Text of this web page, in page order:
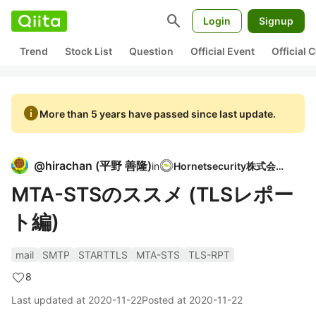
search Login Signup
Trend Stock List Question Official Event Official
infoMore than 5 years have passed since last update.
@hirachan (平野 善隆)in Hornetsecurity株式会社
MTA-STSのススメ (TLSレポー
ト編)
mail SMTP STARTTLS MTA-STS
TLS-RPT
8
Last updated at 2020-11-22Posted at 2020-11-22